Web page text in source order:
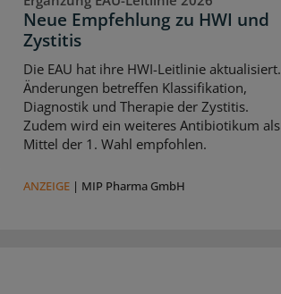
Neue Empfehlung zu HWI und
Zystitis
Die EAU hat ihre HWI-Leitlinie aktualisiert.
Änderungen betreffen Klassifikation,
Diagnostik und Therapie der Zystitis.
Zudem wird ein weiteres Antibiotikum als
Mittel der 1. Wahl empfohlen.
ANZEIGE | MIP Pharma GmbH